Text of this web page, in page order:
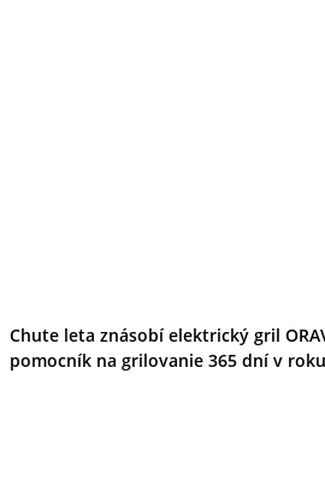
Chute leta znásobí elektrický gril
pomocník na grilovanie 365 dní v roku